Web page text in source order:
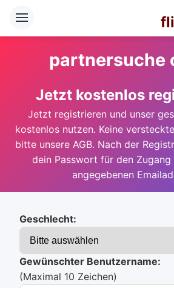
partnersuche
Jetzt kostenlos
Jetzt registrieren und unser
kostenlos nutzen. Keine
bitte unsere AGB. Nach der
dein Passwort für den
angegebenen
Geschlecht:
Gewünschter Benutzername:
(Maximal 10 Zeichen)